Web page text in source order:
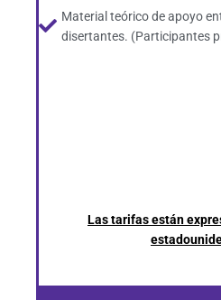
Material teórico de apoyo
disertantes. (Participantes
Las tarifas están